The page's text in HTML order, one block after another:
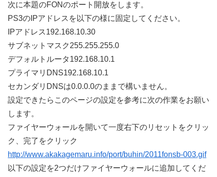
次に本題のFONのポート開放をします。
PS3のIPアドレスを以下の様に固定してください。
IPアドレス192.168.10.30
サブネットマスク255.255.255.0
デフォルトルータ192.168.10.1
プライマリDNS192.168.10.1
セカンダリDNSは0.0.0.0のままで構いません。
設定できたらこのページの設定を参考に次の作業をお願い
します。
ファイヤーウォールを開いて一度右下のリセットをクリッ
ク、完了をクリック
http://www.akakagemaru.info/port/buhin/2011fonsb-003.gif
以下の設定を2つだけファイヤーウォールに追加してくだ